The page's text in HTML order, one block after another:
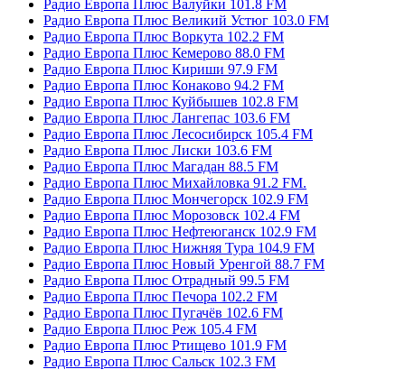
Радио Европа Плюс Валуйки 101.8 FM
Радио Европа Плюс Великий Устюг 103.0 FM
Радио Европа Плюс Воркута 102.2 FM
Радио Европа Плюс Кемерово 88.0 FM
Радио Европа Плюс Кириши 97.9 FM
Радио Европа Плюс Конаково 94.2 FM
Радио Европа Плюс Куйбышев 102.8 FM
Радио Европа Плюс Лангепас 103.6 FM
Радио Европа Плюс Лесосибирск 105.4 FM
Радио Европа Плюс Лиски 103.6 FM
Радио Европа Плюс Магадан 88.5 FM
Радио Европа Плюс Михайловка 91.2 FM.
Радио Европа Плюс Мончегорск 102.9 FM
Радио Европа Плюс Морозовск 102.4 FM
Радио Европа Плюс Нефтеюганск 102.9 FM
Радио Европа Плюс Нижняя Тура 104.9 FM
Радио Европа Плюс Новый Уренгой 88.7 FM
Радио Европа Плюс Отрадный 99.5 FM
Радио Европа Плюс Печора 102.2 FM
Радио Европа Плюс Пугачёв 102.6 FM
Радио Европа Плюс Реж 105.4 FM
Радио Европа Плюс Ртищево 101.9 FM
Радио Европа Плюс Сальск 102.3 FM